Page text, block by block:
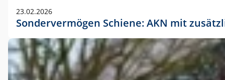
23.02.2026
Sondervermögen Schiene: AKN mit